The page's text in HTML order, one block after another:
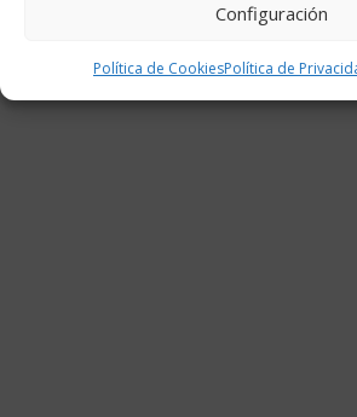
Configuración
Política de CookiesPolítica de